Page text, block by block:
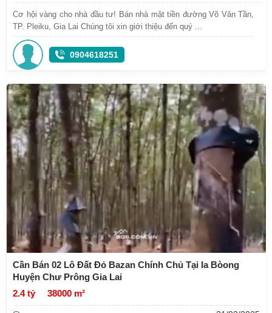
Cơ hội vàng cho nhà đầu tư! Bán nhà mặt tiền đường Võ Văn Tần,
TP. Pleiku, Gia Lai Chúng tôi xin giới thiệu đến quý ...
0904618251
Cần Bán 02 Lô Đất Đỏ Bazan Chính Chủ Tại Ia Bòong
Huyện Chư Prông Gia Lai
2.4 tỷ
38000 m²